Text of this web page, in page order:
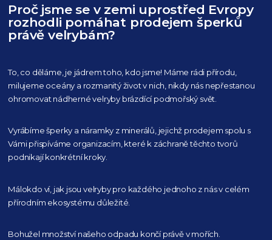
Proč jsme se v zemi uprostřed Evropy
rozhodli pomáhat prodejem šperků
právě velrybám?
To, co děláme, je jádrem toho, kdo jsme! Máme rádi přírodu,
milujeme oceány a rozmanitý život v nich, nikdy nás nepřestanou
ohromovat nádherné velryby brázdící podmořský svět.
Vyrábíme šperky a náramky z minerálů, jejichž prodejem spolu s
Vámi přispíváme organizacím,které k záchraně těchto tvorů
podnikají konkrétní kroky.
Málokdo ví, jak jsou velryby pro každého jednoho z nás v celém
přírodním ekosystému důležité.
Bohužel množství našeho odpadu končí právě v mořích.